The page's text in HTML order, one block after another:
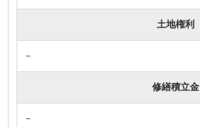
土地権利
－
修繕積立金
－